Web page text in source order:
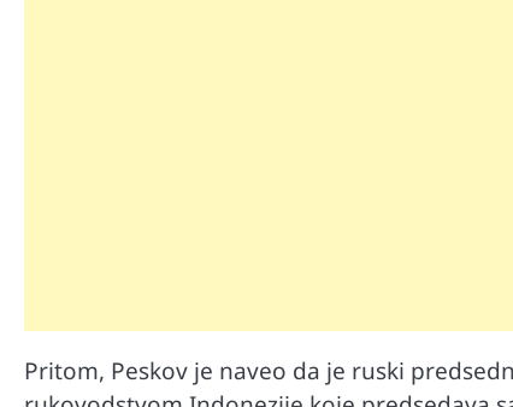
Pritom, Peskov je naveo da je ruski